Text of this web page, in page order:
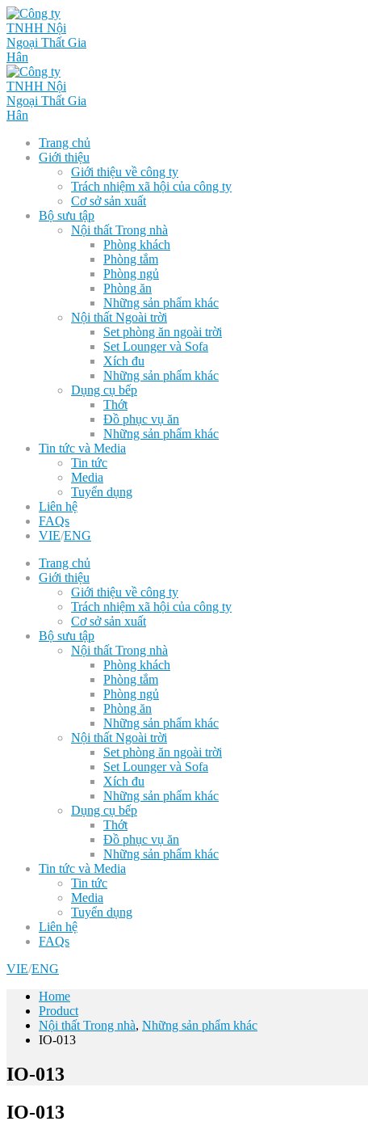
Trang chủ
Giới thiệu
Giới thiệu về công ty
Trách nhiệm xã hội của công ty
Cơ sở sản xuất
Bộ sưu tập
Nội thất Trong nhà
Phòng khách
Phòng tắm
Phòng ngủ
Phòng ăn
Những sản phẩm khác
Nội thất Ngoài trời
Set phòng ăn ngoài trời
Set Lounger và Sofa
Xích đu
Những sản phẩm khác
Dụng cụ bếp
Thớt
Đồ phục vụ ăn
Những sản phẩm khác
Tin tức và Media
Tin tức
Media
Tuyển dụng
Liên hệ
FAQs
VIE/ENG
Trang chủ
Giới thiệu
Giới thiệu về công ty
Trách nhiệm xã hội của công ty
Cơ sở sản xuất
Bộ sưu tập
Nội thất Trong nhà
Phòng khách
Phòng tắm
Phòng ngủ
Phòng ăn
Những sản phẩm khác
Nội thất Ngoài trời
Set phòng ăn ngoài trời
Set Lounger và Sofa
Xích đu
Những sản phẩm khác
Dụng cụ bếp
Thớt
Đồ phục vụ ăn
Những sản phẩm khác
Tin tức và Media
Tin tức
Media
Tuyển dụng
Liên hệ
FAQs
VIE/ENG
Home
Product
Nội thất Trong nhà, Những sản phẩm khác
IO-013
IO-013
IO-013